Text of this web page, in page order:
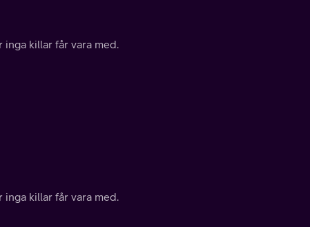
inga killar får vara med.
inga killar får vara med.